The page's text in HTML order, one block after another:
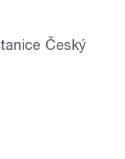
Český